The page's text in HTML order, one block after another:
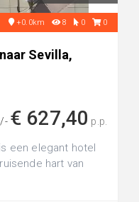
+0.0km 8 0 0
Sevilla,
€ 627,40 p.p.
een elegant hotel
hart van